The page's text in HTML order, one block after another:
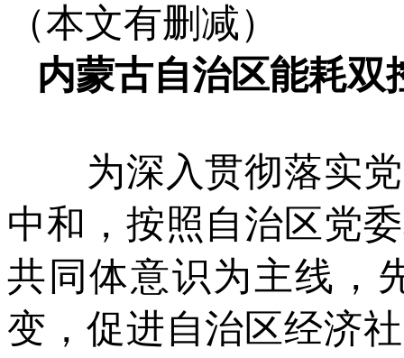
（本文有删减）
内蒙古自治区能耗
为深入贯彻落实党
中和，按照自治区党
共同体意识为主线，
变，促进自治区经济